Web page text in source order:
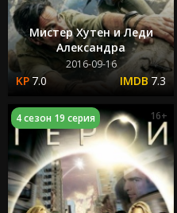
Мистер Хутен и Леди
Александра
2016-09-16
7.0 7.3
4 сезон 19 серия 16+